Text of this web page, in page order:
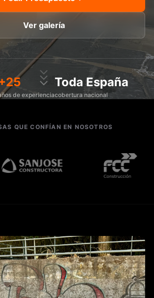
Ver galería
de experiencia
Toda España
cobertura nacional
QUE CONFÍAN EN NOSOTROS